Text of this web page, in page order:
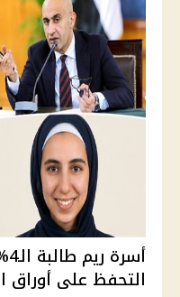
التحفظ على أوراق